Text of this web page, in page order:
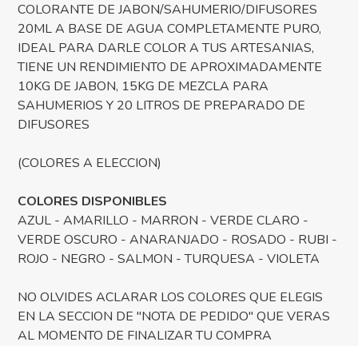
COLORANTE DE JABON/SAHUMERIO/DIFUSORES
20ML A BASE DE AGUA COMPLETAMENTE PURO,
IDEAL PARA DARLE COLOR A TUS ARTESANIAS,
TIENE UN RENDIMIENTO DE APROXIMADAMENTE
10KG DE JABON, 15KG DE MEZCLA PARA
SAHUMERIOS Y 20 LITROS DE PREPARADO DE
DIFUSORES
(COLORES A ELECCION)
COLORES DISPONIBLES
AZUL - AMARILLO - MARRON - VERDE CLARO -
VERDE OSCURO - ANARANJADO - ROSADO - RUBI -
ROJO - NEGRO - SALMON - TURQUESA - VIOLETA
NO OLVIDES ACLARAR LOS COLORES QUE ELEGIS
EN LA SECCION DE "NOTA DE PEDIDO" QUE VERAS
AL MOMENTO DE FINALIZAR TU COMPRA